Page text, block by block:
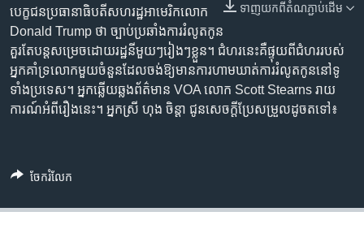
និង​
ចូល​
ទៅ​
កាន់​
ទំព័រ​
ស្វែង​
បណ្តាញ​សង្គម
ភាសា
ទាញ​យក​ពី​តំណភ្ជាប់​ដើម
បេក្ខជន​ប្រធានាធិបតី​សហរដ្ឋ​អាមេរិក​លោក
Donald Trump ថា ច្បាប់​ប្រឆាំង​ការ​រំលូត​កូន​
គួរ​តែ​បន្ដ​សម្រេច​ដោយ​រដ្ឋ​នីមួយៗ​រៀងៗ​ខ្លួន។ ជំហរ​នេះ​គឺ​ផ្ទុយ​ពី​ជំហរ​របស់​
អ្នក​គាំទ្រ​លោក​មួយ​ចំនួន​ដែល​ចង់​ឱ្យ​មាន​ការ​ហាមឃាត់​ការ​រំលូត​កូន​នៅ​ទូ
ទាំង​ប្រទេស។ អ្នក​ឆ្លើយឆ្លង​ព័ត៌មាន VOA លោក Scott Stearns រាយ
ការណ៍​អំពី​រឿង​នេះ។ អ្នកស្រី ហុង ចិន្ដា ជូន​សេចក្ដីប្រែសម្រួល​ដូច​ត​ទៅ៖
ចែករំលែក